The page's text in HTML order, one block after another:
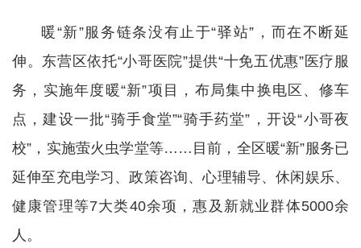
暖“新”服务链条没有止于“驿站”，而在不断延
伸。东营区依托“小哥医院”提供“十免五优惠”医疗服
务，实施年度暖“新”项目，布局集中换电区、修车
点，建设一批“骑手食堂”“骑手药堂”，开设“小哥夜
校”，实施萤火虫学堂等……目前，全区暖“新”服务已
延伸至充电学习、政策咨询、心理辅导、休闲娱乐、
健康管理等7大类40余项，惠及新就业群体5000余
人。